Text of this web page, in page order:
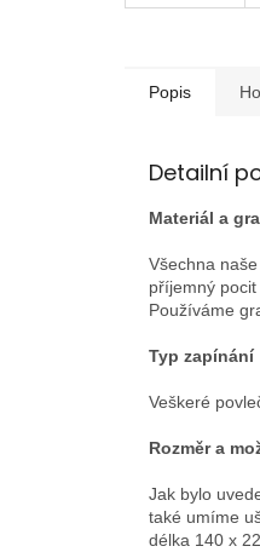
Popis
Detailní
Materiál a
Všechna
příjemný
Používáme
Typ zapínání
Veškeré
Rozměr a
Jak bylo
také umíme
délka 140 x